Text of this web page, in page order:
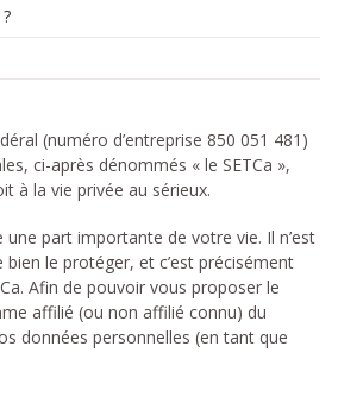
(numéro d’entreprise 850 051 481)
ci-après dénommés « le SETCa »,
à la vie privée au sérieux.
part importante de votre vie. Il n’est
le protéger, et c’est précisément
Afin de pouvoir vous proposer le
affilié (ou non affilié connu) du
données personnelles (en tant que